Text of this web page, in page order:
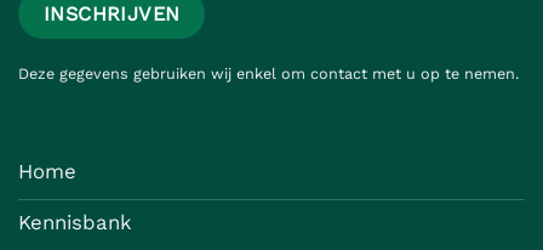
Deze gegevens gebruiken wij enkel om contact met u op te nemen.
Home
Kennisbank